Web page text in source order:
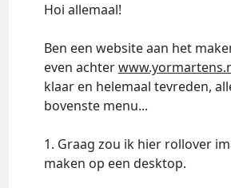
Hoi allemaal!
Ben een website aan het
even achter
klaar en helemaal tevreden,
bovenste menu...
1. Graag zou ik hier rollover
maken op een desktop.